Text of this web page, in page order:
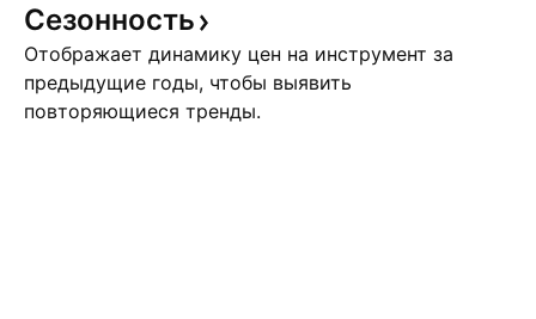
Сезонность
Отображает динамику цен на инструмент за
предыдущие годы, чтобы выявить
повторяющиеся тренды.